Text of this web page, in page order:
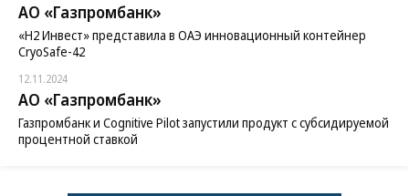
АО «Газпромбанк»
«H2 Инвест» представила в ОАЭ инновационный контейнер
CryoSafe-42
12.11.2024
АО «Газпромбанк»
Газпромбанк и Cognitive Pilot запустили продукт с субсидируемой
процентной ставкой